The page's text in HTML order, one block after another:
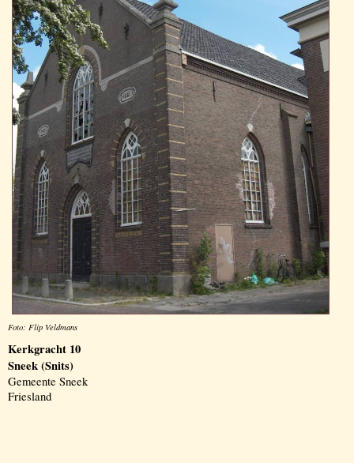
Foto: Flip Veldmans
Kerkgracht 10
Sneek (Snits)
Gemeente Sneek
Friesland